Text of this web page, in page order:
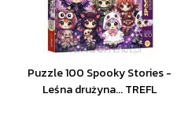
Puzzle 100 Spooky Stories -
Leśna drużyna... TREFL